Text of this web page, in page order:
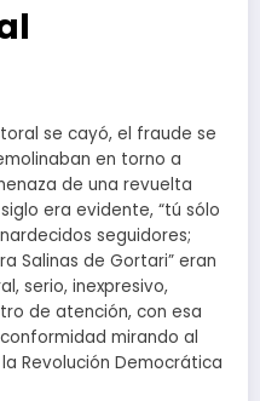
se cayó, el fraude se
en torno a
de una revuelta
era evidente, “tú sólo
seguidores;
Salinas de Gortari” eran
serio, inexpresivo,
de atención, con esa
mirando al
Revolución Democrática